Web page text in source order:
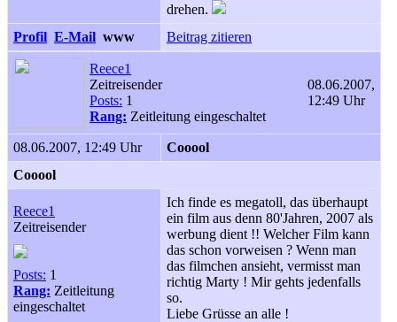
drehen.
Profil E-Mail www Beitrag zitieren
Reece1
Zeitreisender
Posts: 1
Rang: Zeitleitung eingeschaltet
08.06.2007,
12:49 Uhr
08.06.2007, 12:49 Uhr
Cooool
Cooool
Reece1
Zeitreisender
Posts: 1
Rang: Zeitleitung
eingeschaltet
Ich finde es megatoll, das überhaupt
ein film aus denn 80'Jahren, 2007 als
werbung dient !! Welcher Film kann
das schon vorweisen ? Wenn man
das filmchen ansieht, vermisst man
richtig Marty ! Mir gehts jedenfalls
so.
Liebe Grüsse an alle !